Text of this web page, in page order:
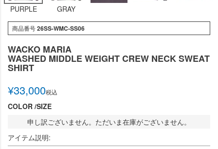
PURPLE GRAY
商品番号26SS-WMC-SS06
WACKO MARIA
WASHED MIDDLE WEIGHT CREW NECK SWEAT
SHIRT
¥33,000税込
COLOR SIZE
申し訳ございません。ただいま在庫がございません。
アイテム説明: